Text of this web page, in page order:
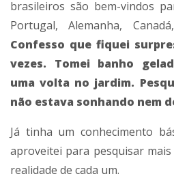
brasileiros são bem-vindos
Portugal, Alemanha,
Confesso que fiquei
vezes. Tomei banho
uma volta no jardim.
não estava sonhando nem
Já tinha um conhecimento
aproveitei para pesquisar
realidade de cada um.